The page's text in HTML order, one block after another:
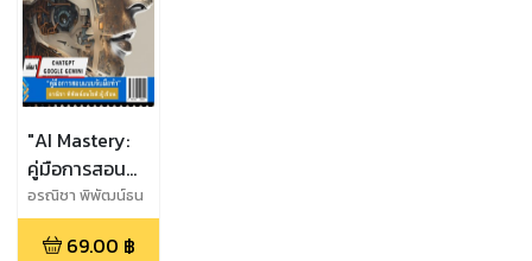
"AI Mastery:
คู่มือการสอน
แบบจับมือทำ"
เล่ม 1
อรณิชา พิพัฒน์ธน
โชติ
69.00 ฿